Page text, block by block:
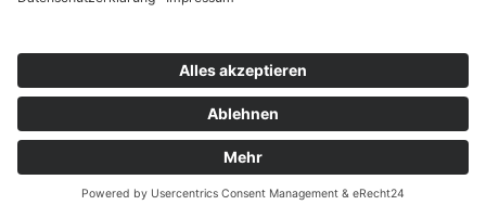
26. Januarbis30. Januar
Am Lindenpark 4-7, Arendsee,
Altmark, Sachsen-Anhalt, Germany